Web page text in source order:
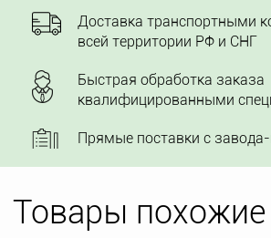
Доставка транспортными
всей территории РФ и СНГ
Быстрая обработка заказа
квалифицированными
Прямые поставки с завода-
Товары похожие